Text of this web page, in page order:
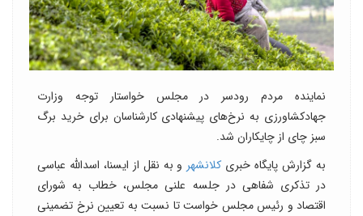
نماینده مردم رودسر در مجلس خواستار توجه وزارت
جهادکشاورزی به نرخ‌های پیشنهادی کارشناسان برای خرید برگ
سبز چای از چایکاران شد.
به گزارش پایگاه خبری کلانشهرو به نقل از ایسنا، اسدالله عباسی
در تذکری شفاهی در جلسه علنی مجلس، خطاب به شورای
اقتصاد و رئیس مجلس خواست تا نسبت به تعیین نرخ تضمینی